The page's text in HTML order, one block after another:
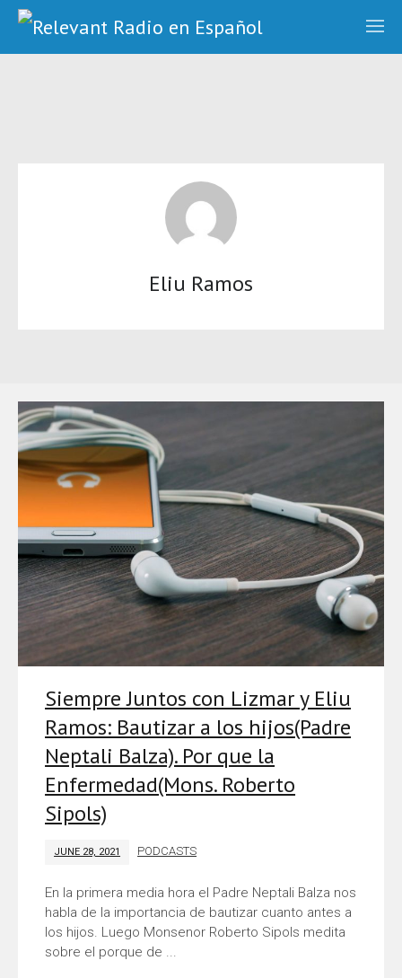
Eliu Ramos
Siempre Juntos con Lizmar y Eliu
Ramos: Bautizar a los hijos(Padre
Neptali Balza). Por que la
Enfermedad(Mons. Roberto
Sipols)
JUNE 28, 2021 PODCASTS
En la primera media hora el Padre Neptali Balza nos
habla de la importancia de bautizar cuanto antes a
los hijos. Luego Monsenor Roberto Sipols medita
sobre el porque de ...